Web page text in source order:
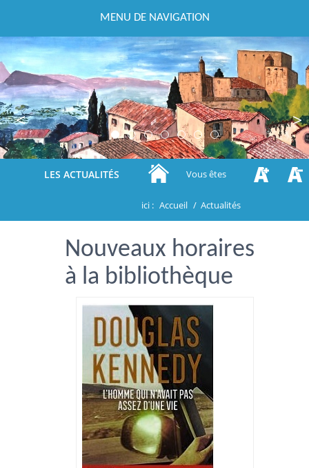
MENU DE NAVIGATION
Previous Next
LES ACTUALITÉS Vous êtes
ici : Accueil / Actualités
Nouveaux horaires
à la bibliothèque